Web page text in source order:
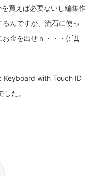
買えば必要ないし編集作
んですが、流石に使っ
お金を出せｎ・・・(;´Д
Keyboard with Touch ID
た。